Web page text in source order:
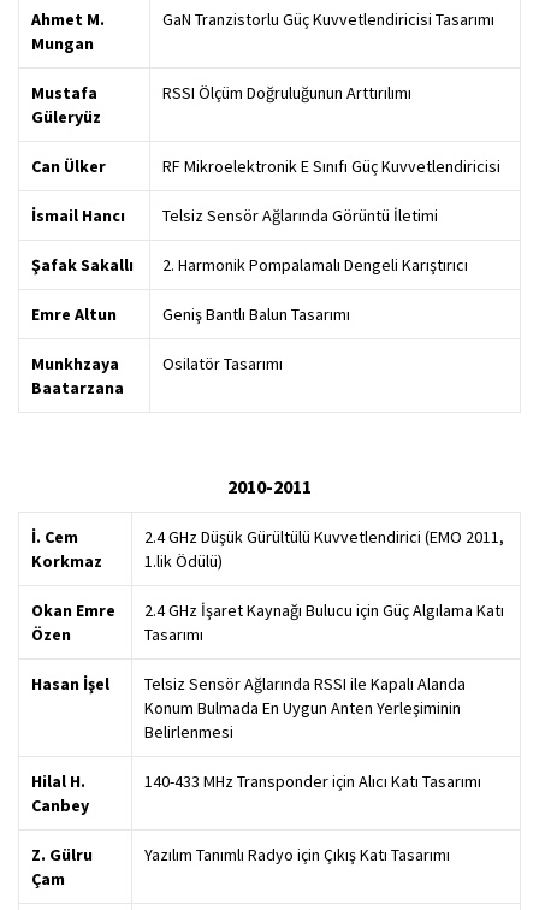
Ahmet M.
Mungan
GaN Tranzistorlu Güç Kuvvetlendiricisi Tasarımı
Mustafa
Güleryüz
RSSI Ölçüm Doğruluğunun Arttırılımı
Can Ülker RF Mikroelektronik E Sınıfı Güç Kuvvetlendiricisi
İsmail Hancı Telsiz Sensör Ağlarında Görüntü İletimi
Şafak Sakallı 2. Harmonik Pompalamalı Dengeli Karıştırıcı
Emre Altun Geniş Bantlı Balun Tasarımı
Munkhzaya
Baatarzana
Osilatör Tasarımı
2010-2011
İ. Cem
Korkmaz
2.4 GHz Düşük Gürültülü Kuvvetlendirici (EMO 2011,
1.lik Ödülü)
Okan Emre
Özen
2.4 GHz İşaret Kaynağı Bulucu için Güç Algılama Katı
Tasarımı
Hasan İşel
Telsiz Sensör Ağlarında RSSI ile Kapalı Alanda
Konum Bulmada En Uygun Anten Yerleşiminin
Belirlenmesi
Hilal H.
Canbey
140-433 MHz Transponder için Alıcı Katı Tasarımı
Z. Gülru
Çam
Yazılım Tanımlı Radyo için Çıkış Katı Tasarımı